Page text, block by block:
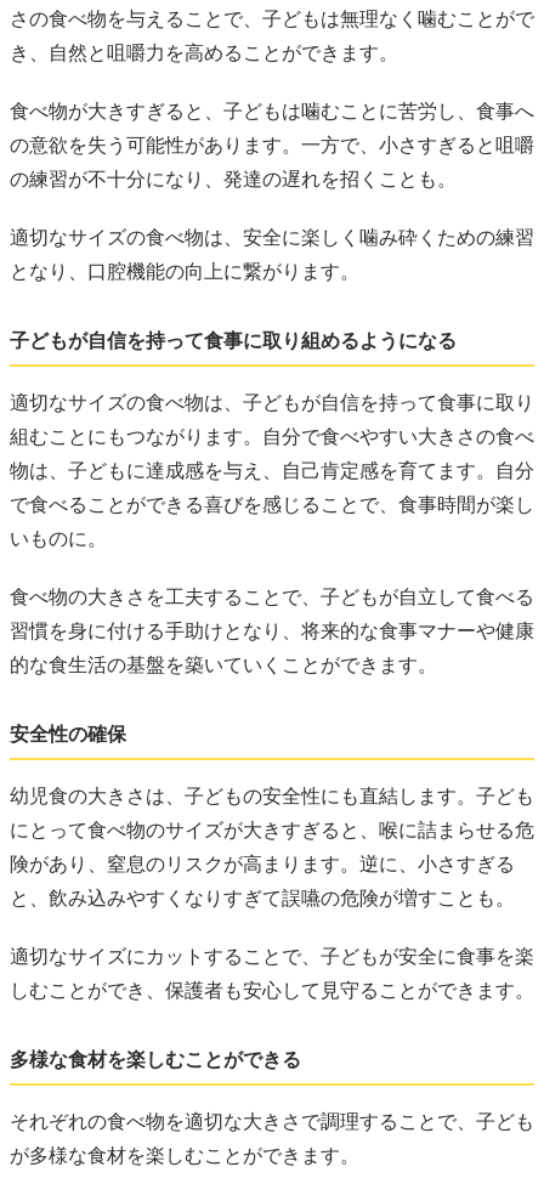
さの食べ物を与えることで、子どもは無理なく噛むことがで
き、自然と咀嚼力を高めることができます。
食べ物が大きすぎると、子どもは噛むことに苦労し、食事へ
の意欲を失う可能性があります。一方で、小さすぎると咀嚼
の練習が不十分になり、発達の遅れを招くことも。
適切なサイズの食べ物は、安全に楽しく噛み砕くための練習
となり、口腔機能の向上に繋がります。
子どもが自信を持って食事に取り組めるようになる
適切なサイズの食べ物は、子どもが自信を持って食事に取り
組むことにもつながります。自分で食べやすい大きさの食べ
物は、子どもに達成感を与え、自己肯定感を育てます。自分
で食べることができる喜びを感じることで、食事時間が楽し
いものに。
食べ物の大きさを工夫することで、子どもが自立して食べる
習慣を身に付ける手助けとなり、将来的な食事マナーや健康
的な食生活の基盤を築いていくことができます。
安全性の確保
幼児食の大きさは、子どもの安全性にも直結します。子ども
にとって食べ物のサイズが大きすぎると、喉に詰まらせる危
険があり、窒息のリスクが高まります。逆に、小さすぎる
と、飲み込みやすくなりすぎて誤嚥の危険が増すことも。
適切なサイズにカットすることで、子どもが安全に食事を楽
しむことができ、保護者も安心して見守ることができます。
多様な食材を楽しむことができる
それぞれの食べ物を適切な大きさで調理することで、子ども
が多様な食材を楽しむことができます。